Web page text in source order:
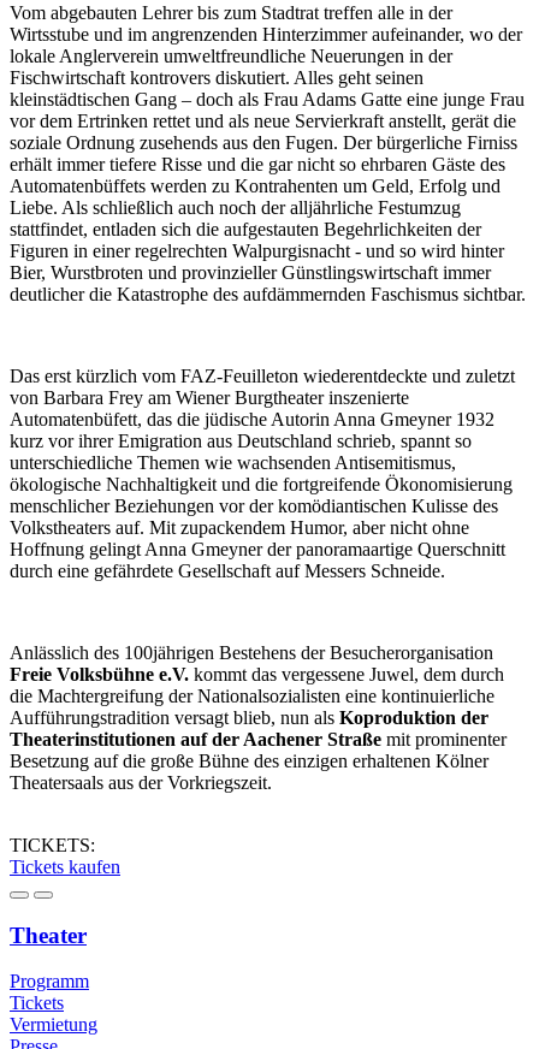
Vom abgebauten Lehrer bis zum Stadtrat treffen alle in der
Wirtsstube und im angrenzenden Hinterzimmer aufeinander, wo der
lokale Anglerverein umweltfreundliche Neuerungen in der
Fischwirtschaft kontrovers diskutiert. Alles geht seinen
kleinstädtischen Gang – doch als Frau Adams Gatte eine junge Frau
vor dem Ertrinken rettet und als neue Servierkraft anstellt, gerät die
soziale Ordnung zusehends aus den Fugen. Der bürgerliche Firniss
erhält immer tiefere Risse und die gar nicht so ehrbaren Gäste des
Automatenbüffets werden zu Kontrahenten um Geld, Erfolg und
Liebe. Als schließlich auch noch der alljährliche Festumzug
stattfindet, entladen sich die aufgestauten Begehrlichkeiten der
Figuren in einer regelrechten Walpurgisnacht - und so wird hinter
Bier, Wurstbroten und provinzieller Günstlingswirtschaft immer
deutlicher die Katastrophe des aufdämmernden Faschismus sichtbar.
Das erst kürzlich vom FAZ-Feuilleton wiederentdeckte und zuletzt
von Barbara Frey am Wiener Burgtheater inszenierte
Automatenbüfett, das die jüdische Autorin Anna Gmeyner 1932
kurz vor ihrer Emigration aus Deutschland schrieb, spannt so
unterschiedliche Themen wie wachsenden Antisemitismus,
ökologische Nachhaltigkeit und die fortgreifende Ökonomisierung
menschlicher Beziehungen vor der komödiantischen Kulisse des
Volkstheaters auf. Mit zupackendem Humor, aber nicht ohne
Hoffnung gelingt Anna Gmeyner der panoramaartige Querschnitt
durch eine gefährdete Gesellschaft auf Messers Schneide.
Anlässlich des 100jährigen Bestehens der Besucherorganisation
Freie Volksbühne e.V. kommt das vergessene Juwel, dem durch
die Machtergreifung der Nationalsozialisten eine kontinuierliche
Aufführungstradition versagt blieb, nun als Koproduktion der
Theaterinstitutionen auf der Aachener Straße mit prominenter
Besetzung auf die große Bühne des einzigen erhaltenen Kölner
Theatersaals aus der Vorkriegszeit.
TICKETS:
Tickets kaufen
Theater
Programm
Tickets
Vermietung